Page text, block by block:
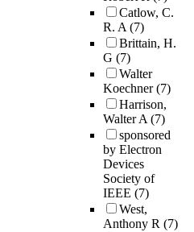
Catlow, C.
R. A(7)
Brittain, H.
G (7)
Walter
Koechner(7)
Harrison,
Walter A(7)
sponsored
by Electron
Devices
Society of
IEEE (7)
West,
Anthony R (7)